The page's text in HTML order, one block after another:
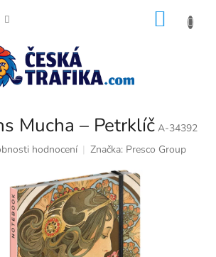
Mucha – Petrklíč A-34392
hodnocení Značka: Presco Group